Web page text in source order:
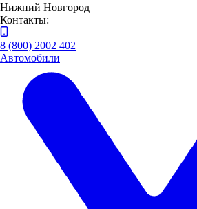
Нижний Новгород
Контакты:
8 (800) 2002 402
Автомобили
Заводу ТРУД присужден статус
ПАЗа
Павловский Автобусный Завод,
«Завод ТРУД» является с 2010 года,
деятельность последнего.
24.05.2013